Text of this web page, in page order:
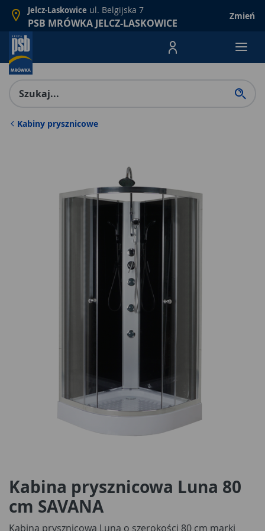
Jelcz-Laskowice ul. Belgijska 7
PSB MRÓWKA JELCZ-LASKOWICE
Zmień
Menu Produktów,
Kabiny prysznicowe
Kabina prysznicowa Luna 80
cm SAVANA
Kabina prysznicowa Luna o szerokości 80 cm marki